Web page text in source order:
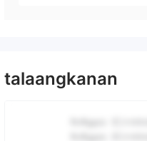
talaangkanan